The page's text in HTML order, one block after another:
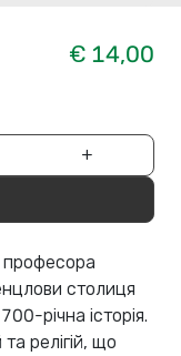
€ 14,00
+
професора
столиця
річна історія.
релігій, що